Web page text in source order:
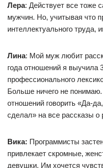
Лера: Действует все тоже
мужчин. Но, учитывая что
интеллектуального труда,
Лина: Мой муж любит
года отношений я выучила
профессионального
Больше ничего не
отношений говорить «Да-
сделал» на все рассказы о
Вика: Программисты
привлекает скромные,
девушки. Им хочется